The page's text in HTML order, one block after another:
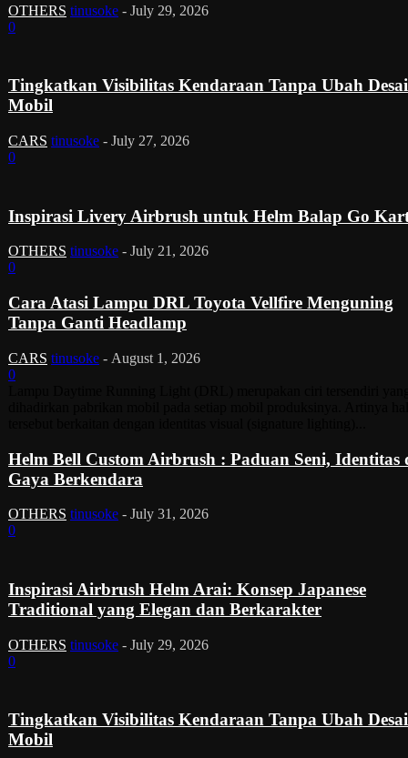
OTHERS tinusoke - July 29, 2026
0
Tingkatkan Visibilitas Kendaraan Tanpa Ubah
Mobil
CARS tinusoke - July 27, 2026
0
Inspirasi Livery Airbrush untuk Helm Balap Go
OTHERS tinusoke - July 21, 2026
0
Cara Atasi Lampu DRL Toyota Vellfire Menguning
Tanpa Ganti Headlamp
CARS tinusoke - August 1, 2026
0
Helm Bell Custom Airbrush : Paduan Seni, Identitas
Gaya Berkendara
OTHERS tinusoke - July 31, 2026
0
Inspirasi Airbrush Helm Arai: Konsep Japanese
Traditional yang Elegan dan Berkarakter
OTHERS tinusoke - July 29, 2026
0
Tingkatkan Visibilitas Kendaraan Tanpa Ubah
Mobil